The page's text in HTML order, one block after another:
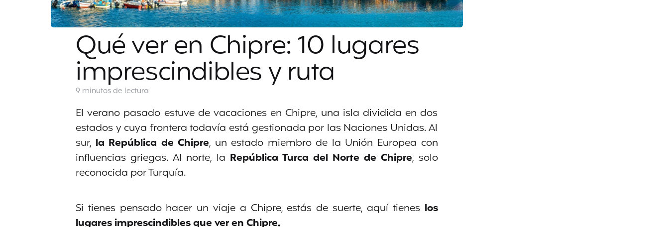
Qué ver en Chipre: 10 lugares
imprescindibles y ruta
9 minutosde lectura
El verano pasado estuve de vacaciones en Chipre, una isla dividida en dos
estados y cuya frontera todavía está gestionada por las Naciones Unidas. Al
sur, la República de Chipre, un estado miembro de la Unión Europea con
influencias griegas. Al norte, la República Turca del Norte de Chipre, solo
reconocida por Turquía.
Si tienes pensado hacer un viaje a Chipre, estás de suerte, aquí tienes los
lugares imprescindibles que ver en Chipre.